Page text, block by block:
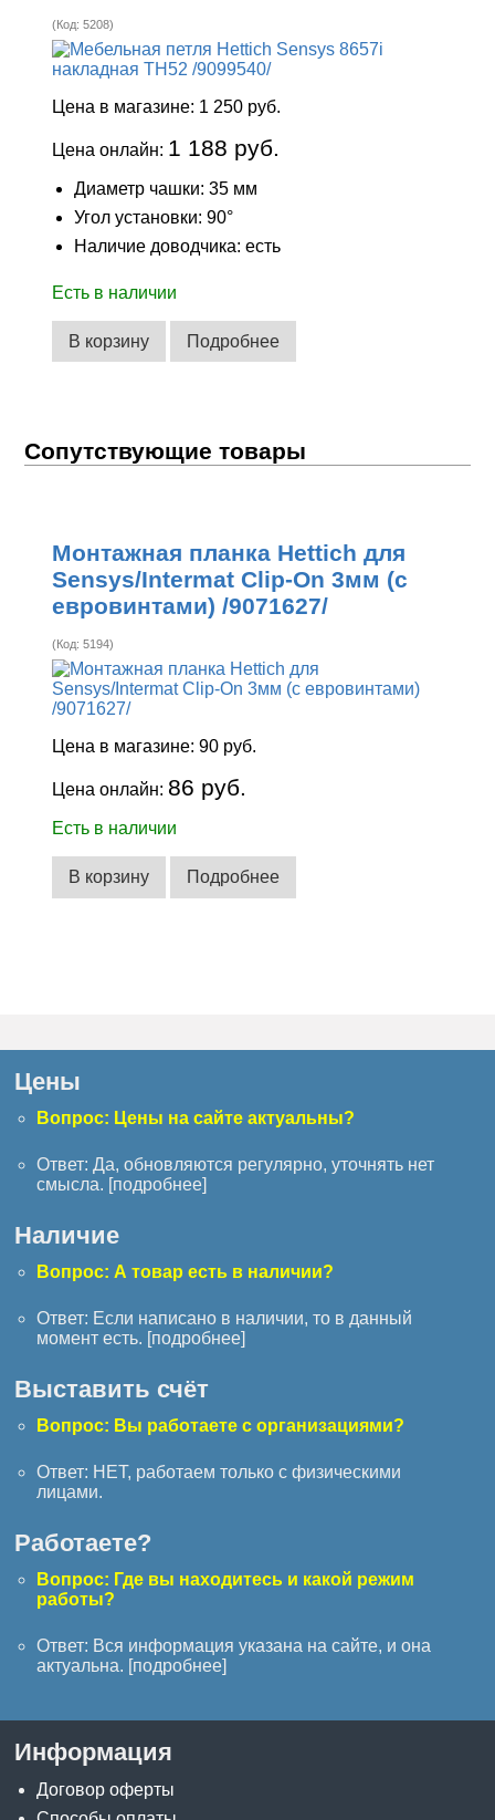
(Код:5208)
Цена в магазине: 1 250 руб.
Цена онлайн: 1 188 руб.
Диаметр чашки: 35 мм
Угол установки: 90°
Наличие доводчика: есть
Есть в наличии
В корзину Подробнее
Сопутствующие товары
Монтажная планка Hettich для
Sensys/Intermat Clip-On 3мм (с
евровинтами) /9071627/
(Код:5194)
Цена в магазине:90 руб.
Цена онлайн: 86 руб.
Есть в наличии
В корзину Подробнее
Цены
Вопрос: Цены на сайте актуальны?
Ответ: Да, обновляются регулярно, уточнять нет
смысла. [подробнее]
Наличие
Вопрос: А товар есть в наличии?
Ответ: Если написано в наличии, то в данный
момент есть. [подробнее]
Выставить счёт
Вопрос: Вы работаете с организациями?
Ответ: НЕТ, работаем только с физическими
лицами.
Работаете?
Вопрос: Где вы находитесь и какой режим
работы?
Ответ: Вся информация указана на сайте, и она
актуальна. [подробнее]
Информация
Договор оферты